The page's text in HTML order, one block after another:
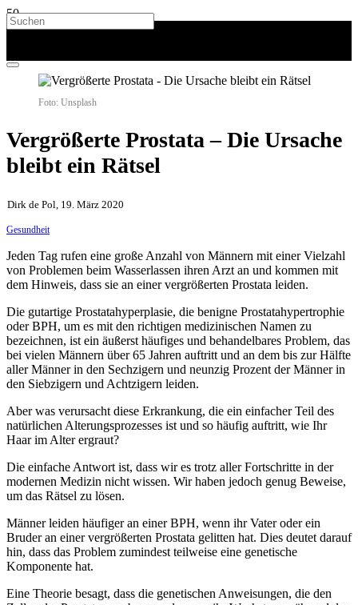
Foto: Unsplash
Vergrößerte Prostata – Die Ursache
bleibt ein Rätsel
Dirk de Pol, 19. März 2020
Gesundheit
Jeden Tag rufen eine große Anzahl von Männern mit einer Vielzahl
von Problemen beim Wasserlassen ihren Arzt an und kommen mit
dem Hinweis, dass sie an einer vergrößerten Prostata leiden.
Die gutartige Prostatahyperplasie, die benigne Prostatahypertrophie
oder BPH, um es mit den richtigen medizinischen Namen zu
bezeichnen, ist ein äußerst häufiges und behandelbares Problem, das
bei vielen Männern über 65 Jahren auftritt und an dem bis zur Hälfte
aller Männer in den Sechzigern und neunzig Prozent der Männer in
den Siebzigern und Achtzigern leiden.
Aber was verursacht diese Erkrankung, die ein einfacher Teil des
natürlichen Alterungsprozesses ist und so häufig auftritt, wie Ihr
Haar im Alter ergraut?
Die einfache Antwort ist, dass wir es trotz aller Fortschritte in der
modernen Medizin nicht wissen. Wir haben jedoch genug Beweise,
um das Rätsel zu lösen.
Männer leiden häufiger an einer BPH, wenn ihr Vater oder ein
Bruder an einer vergrößerten Prostata gelitten hat. Dies deutet darauf
hin, dass das Problem zumindest teilweise eine genetische
Komponente hat.
Eine Theorie besagt, dass die genetischen Anweisungen, die den